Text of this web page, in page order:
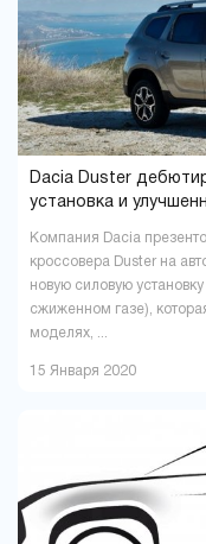
Dacia Duster
установка и
Компания Dacia
кроссовера Duster на
новую силовую
сжиженном газе),
моделях, ...
15 Января 2020